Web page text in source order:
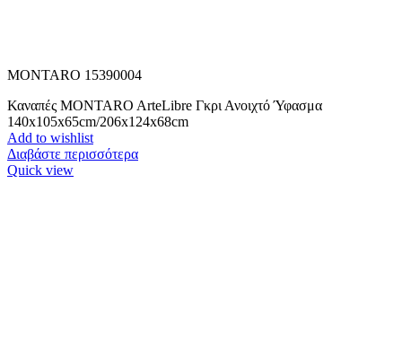
MONTARO 15390004
Καναπές MONTARO ArteLibre Γκρι Ανοιχτό Ύφασμα
140x105x65cm/206x124x68cm
Add to wishlist
Διαβάστε περισσότερα
Quick view